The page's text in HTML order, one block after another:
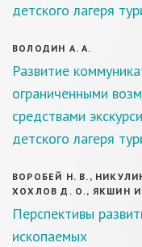
детского лагеря
ВОЛОДИН А. А.
Развитие
ограниченными
средствами
детского лагеря
ВОРОБЕЙ Н. В.,
ХОХЛОВ Д. О., ЯКШИН
Перспективы
ископаемых